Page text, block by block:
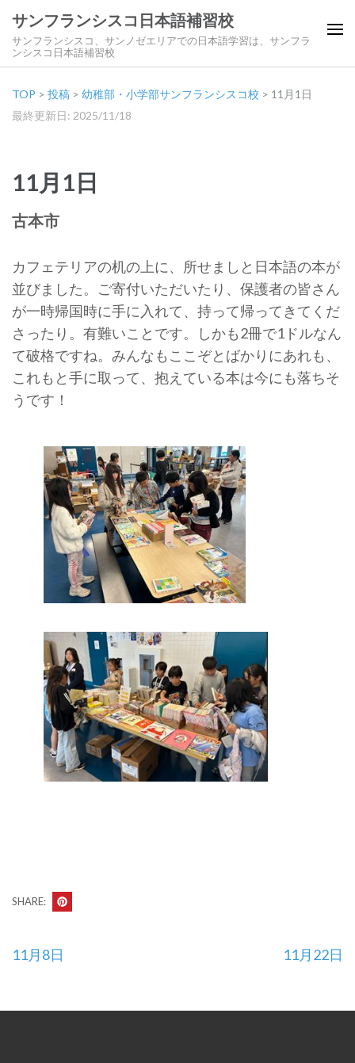
サンフランシスコ日本語補習校
サンフランシスコ、サンノゼエリアでの日本語学習は、サンフラ
ンシスコ日本語補習校
TOP > 投稿 > 幼稚部・小学部サンフランシスコ校 > 11月1日
最終更新日: 2025/11/18
11月1日
古本市
カフェテリアの机の上に、所せましと日本語の本が
並びました。ご寄付いただいたり、保護者の皆さん
が一時帰国時に手に入れて、持って帰ってきてくだ
さったり。有難いことです。しかも2冊で1ドルなん
て破格ですね。みんなもここぞとばかりにあれも、
これもと手に取って、抱えている本は今にも落ちそ
うです！
SHARE:
投
ビ
11月8日 11月22日